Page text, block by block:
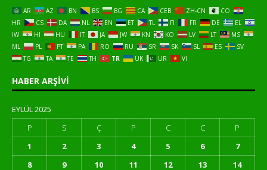
AR AZ BN BS BG CA CEB ZH-CN
CO
HR
CS DA NL EN ET TL FI FR DE
EL
IW
HI HU IT JA JW KN KO LV LT
MS
ML
PL PT PA RO RU SR SK SL ES
SV
TG
TA TE TH TR UK UR VI
HABER ARŞIVI
EYLÜL 2025
P
S Ç P C C
P
1
2 3 4 5 6
7
8
9 10 11 12 13 14